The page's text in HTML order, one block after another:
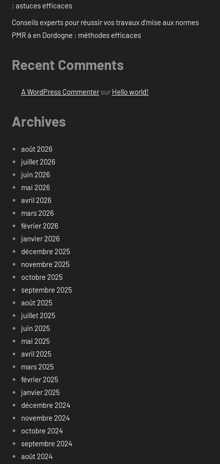
: astuces efficaces
Conseils experts pour réussir vos travaux d’mise aux normes
PMR à en Dordogne : méthodes efficaces
Recent Comments
A WordPress Commentersur Hello world!
Archives
août 2026
juillet 2026
juin 2026
mai 2026
avril 2026
mars 2026
février 2026
janvier 2026
décembre 2025
novembre 2025
octobre 2025
septembre 2025
août 2025
juillet 2025
juin 2025
mai 2025
avril 2025
mars 2025
février 2025
janvier 2025
décembre 2024
novembre 2024
octobre 2024
septembre 2024
août 2024